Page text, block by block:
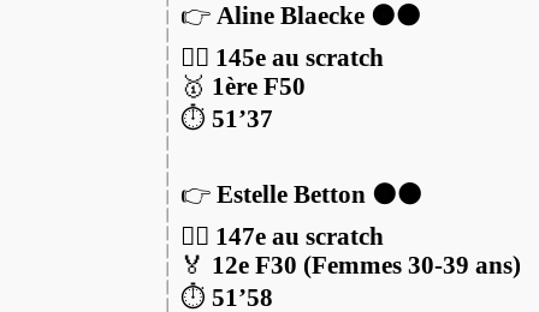
👉 Aline Blaecke 🟠⚫️
🏃‍♀️ 145e au scratch
🥇 1ère F50
⏱️ 51’37
👉 Estelle Betton 🟠⚫️
🏃‍♀️ 147e au scratch
🏅 12e F30 (Femmes 30-39 ans)
⏱️ 51’58